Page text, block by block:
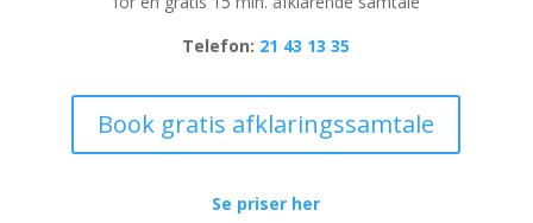
Telefon: 21 43 13 35
Book gratis afklaringssamtale
Se priser her